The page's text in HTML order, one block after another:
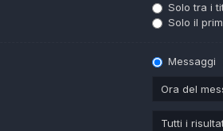
Solo tra i
Solo il
Messaggi